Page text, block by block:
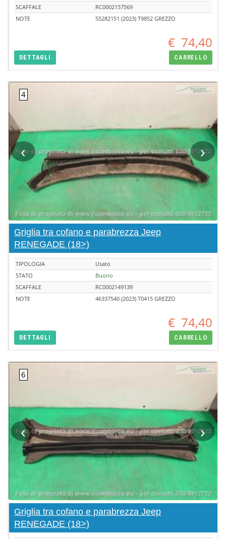
SCAFFALE
RC0002157569
NOTE
55282151 (2023) T9852 GREZZO
€ 74,40
DETTAGLI CARRELLO
‹ ›
Griglia tra cofano e parabrezza Jeep
RENEGADE (18>)
TIPOLOGIA
Usato
STATO
Buono
SCAFFALE
RC0002149139
NOTE
46337540 (2023) T0415 GREZZO
€ 74,40
DETTAGLI CARRELLO
‹ ›
Griglia tra cofano e parabrezza Jeep
RENEGADE (18>)